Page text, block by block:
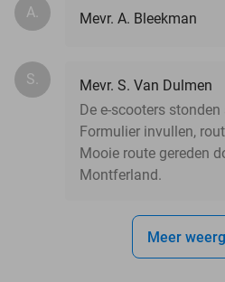
A. Mevr. A. Bleekman
S.
Mevr. S. Van Dulmen
De e-scooters
Formulier invullen,
Mooie route gereden
Montferland.
Meer